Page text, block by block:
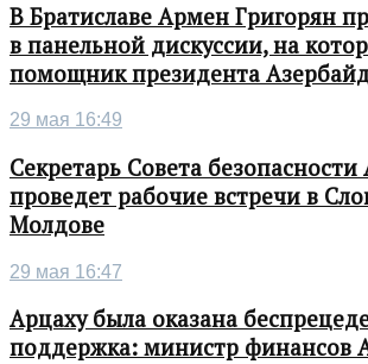
В Братиславе Армен Григорян
в панельной дискуссии, на
помощник президента
29 мая 16:49
Секретарь Совета
проведет рабочие встречи в
Молдове
29 мая 16:47
Арцаху была оказана
поддержка: министр финансов